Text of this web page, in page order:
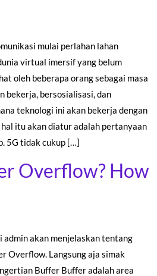
mulai perlahan lahan
virtual imersif yang belum
oleh beberapa orang sebagai masa
bekerja, bersosialisasi, dan
teknologi ini akan bekerja dengan
itu akan diatur adalah pertanyaan
5G tidak cukup […]
Overflow? How
admin akan menjelaskan tentang
Overflow. Langsung aja simak
Buffer Buffer adalah area